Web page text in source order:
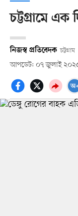
চট্টগ্রামে
নিজস্ব প্রতিবেদক চট্টগ্রাম
আপডেট: ০৭ জুলাই